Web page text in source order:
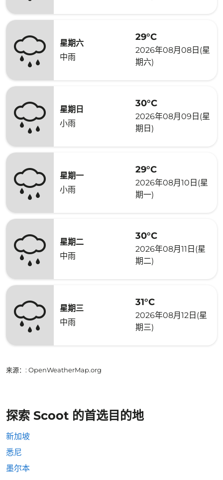
星期六
中雨
29°C
2026年08月08日(星
期六)
星期日
小雨
30°C
2026年08月09日(星
期日)
星期一
小雨
29°C
2026年08月10日(星
期一)
星期二
中雨
30°C
2026年08月11日(星
期二)
星期三
中雨
31°C
2026年08月12日(星
期三)
来源： : OpenWeatherMap.org
探索 Scoot 的首选目的地
新加坡
悉尼
墨尔本